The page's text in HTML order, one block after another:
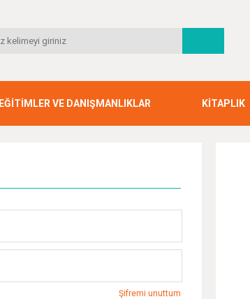
EĞİTİMLER VE DANIŞMANLIKLAR KİTAPLIK
Şifremi unuttum